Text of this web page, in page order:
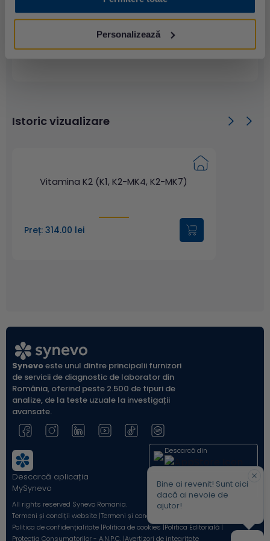
Personalizează
Metodă:HPLC
Istoric vizualizare
Vitamina K2 (K1, K2-MK4, K2-MK7)
Preț: 314.00 lei
Synevoeste unul dintre principalii furnizori
de servicii de diagnostic de laborator din
România, oferind peste 2.500 de tipuri de
analize, de la teste uzuale la investigații
avansate.
Descarcă aplicația
MySynevo
Descarcă din
All rights reserved Synevo Romania.
Termeni și condiții website |Termeni și condiții Shop Online |
Politica de confidențialitate |Politica de cookies |Politica Editorială |
Protecția Consumatorilor - A.N.P.C. |Avertizori de integritate
Bine ai revenit! Sunt aici
dacă ai nevoie de
ajutor!